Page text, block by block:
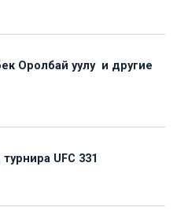
Оролбай уулу и другие
UFC 331